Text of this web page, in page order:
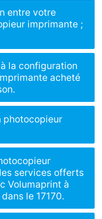
entre votre
imprimante ;
la configuration
acheté
photocopieur
services offerts
Volumaprint à
le 17170.